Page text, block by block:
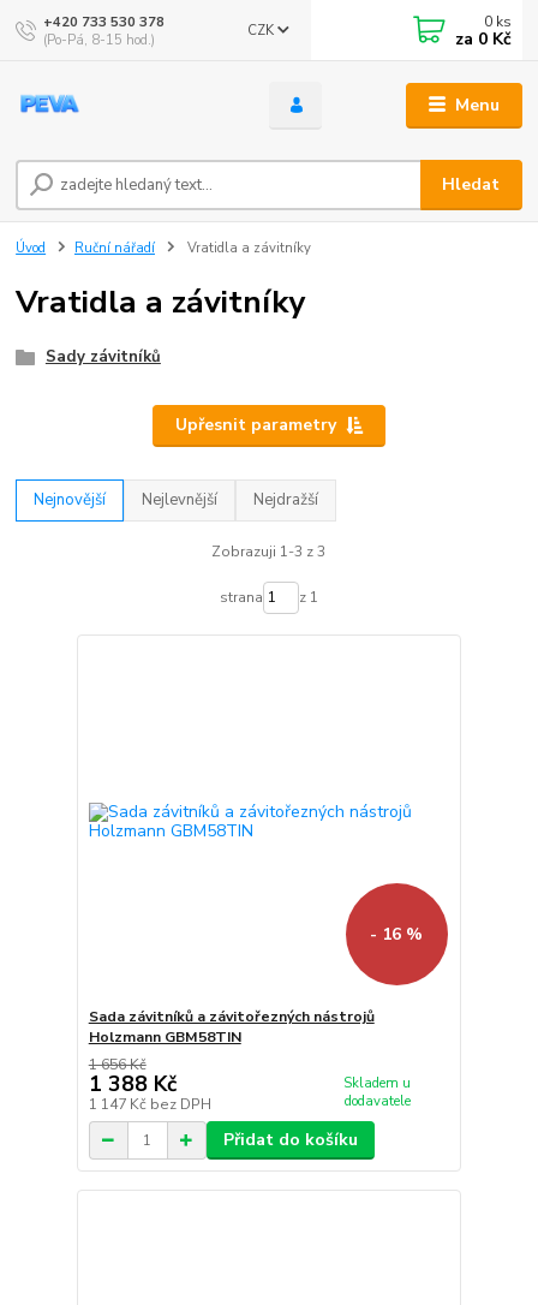
Menu
CZK
Hledat
+420 733 530 378
(Po-Pá, 8-15 hod.)
0 ks
za 0 Kč
Úvod Ruční nářadí Vratidla a závitníky
Vratidla a závitníky
Sady závitníků
Upřesnit parametry
Nejnovější Nejlevnější Nejdražší
Zobrazuji 1-3 z 3
strana z 1
- 16 %
Sada závitníků a závitořezných nástrojů
Holzmann GBM58TIN
1 656 Kč
1 388 Kč
1 147 Kč bez DPH
Skladem u
dodavatele
Přidat do košíku